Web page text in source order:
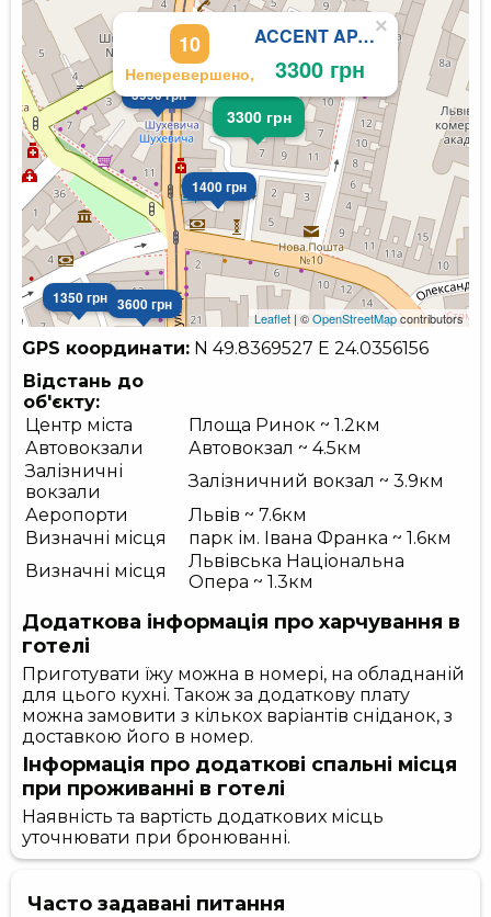
1350 грн 3600 грн
1400 грн
3990 грн
3300 грн
Неперевершено,
10 ACCENT APART HOTEL
3300 грн
×
Leaflet | ©OpenStreetMapcontributors
GPS координати: N 49.8369527 E 24.0356156
Відстань до
об'єкту:
Центр міста
Площа Ринок ~ 1.2км
Автовокзали
Автовокзал ~ 4.5км
Залізничні
вокзали
Залізничний вокзал ~ 3.9км
Аеропорти
Львів ~ 7.6км
Визначні місця
парк ім. Івана Франка ~ 1.6км
Визначні місця
Львівська Національна
Опера ~ 1.3км
Додаткова інформація про харчування в
готелі
Приготувати їжу можна в номері, на обладнаній
для цього кухні. Також за додаткову плату
можна замовити з кількох варіантів сніданок, з
доставкою його в номер.
Інформація про додаткові спальні місця
при проживанні в готелі
Наявність та вартість додаткових місць
уточнювати при бронюванні.
Часто задавані питання